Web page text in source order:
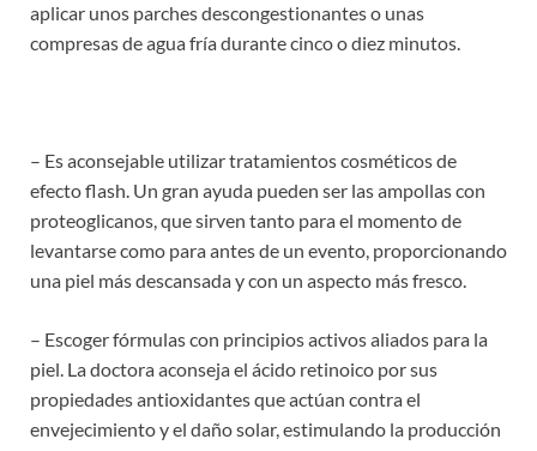
aplicar unos parches descongestionantes o unas
compresas de agua fría durante cinco o diez minutos.
– Es aconsejable utilizar tratamientos cosméticos de
efecto flash. Un gran ayuda pueden ser las ampollas con
proteoglicanos, que sirven tanto para el momento de
levantarse como para antes de un evento, proporcionando
una piel más descansada y con un aspecto más fresco.
– Escoger fórmulas con principios activos aliados para la
piel. La doctora aconseja el ácido retinoico por sus
propiedades antioxidantes que actúan contra el
envejecimiento y el daño solar, estimulando la producción